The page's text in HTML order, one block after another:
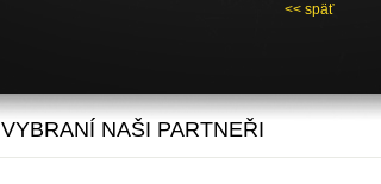
<< späť
VYBRANÍ NAŠI PARTNEŘI